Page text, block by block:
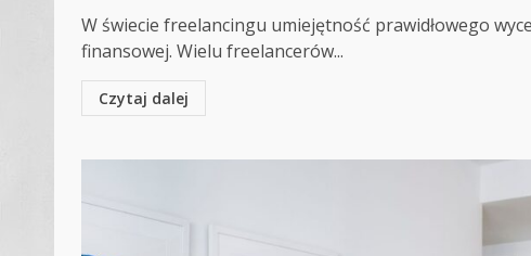
W świecie freelancingu umiejętność prawidłowego
finansowej. Wielu freelancerów...
Czytaj dalej